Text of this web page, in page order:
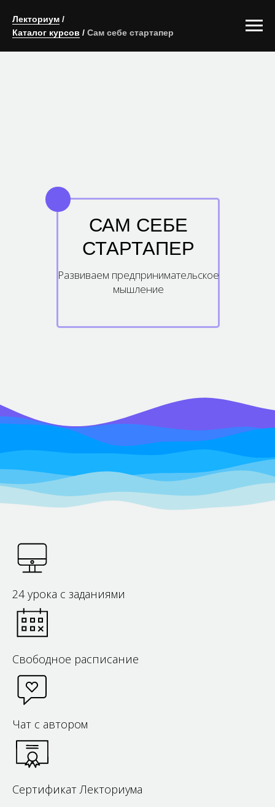
Лекториум /
Каталог курсов / Сам себе стартапер
САМ СЕБЕ
СТАРТАПЕР
Развиваем предпринимательское
мышление
24 урока с заданиями
Свободное расписание
Чат с автором
Сертификат Лекториума